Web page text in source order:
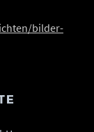
bilder-